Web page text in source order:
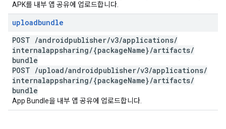
APK를 내부 앱 공유에 업로드합니다.
uploadbundle
POST /androidpublisher/v3/applications/
internalappsharing/{packageName}/artifacts/
bundle
POST /upload/androidpublisher/v3/applications/
internalappsharing/{packageName}/artifacts/
bundle
App Bundle을 내부 앱 공유에 업로드합니다.